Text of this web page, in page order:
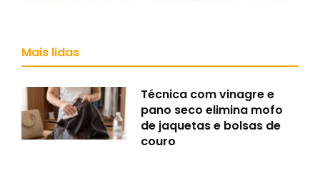
Mais lidas
Técnica com vinagre e
pano seco elimina mofo
de jaquetas e bolsas de
couro